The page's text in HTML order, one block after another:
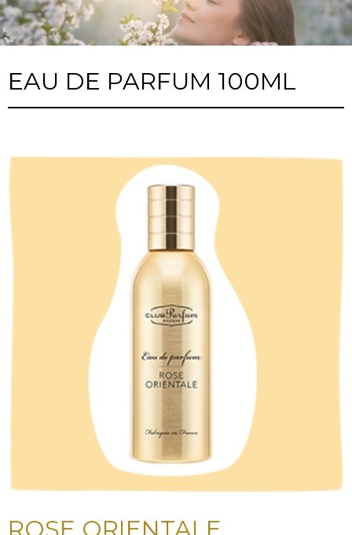
EAU DE PARFUM 100ML